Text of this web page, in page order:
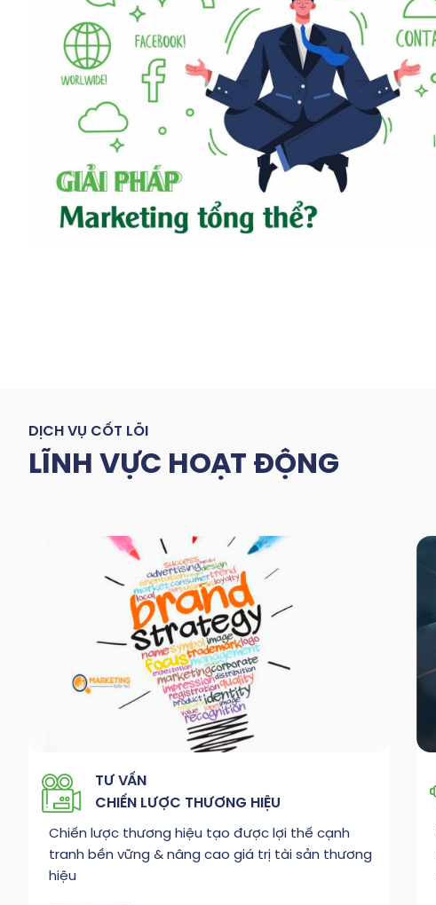
DỊCH VỤ CỐT LÕI
LĨNH VỰC HOẠT ĐỘNG
TƯ VẤN
CHIẾN LƯỢC THƯƠNG HIỆU
Chiến lược thương hiệu tạo được lợi thế cạnh
tranh bền vững & nâng cao giá trị tài sản thương
hiệu